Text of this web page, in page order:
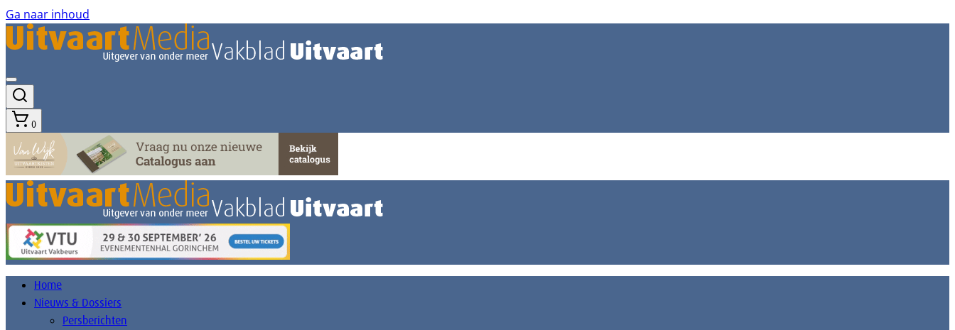
Ga naar inhoud
0
Home
Nieuws & Dossiers
Persberichten